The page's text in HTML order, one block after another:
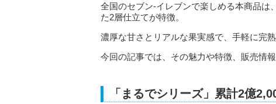
全国のセブン‐イレブンで楽しめる本商品
た2層仕立てが特徴。
濃厚な甘さとリアルな果実感で、手軽に完
今回の記事では、その魅力や特徴、販売情
「まるでシリーズ」累計2億